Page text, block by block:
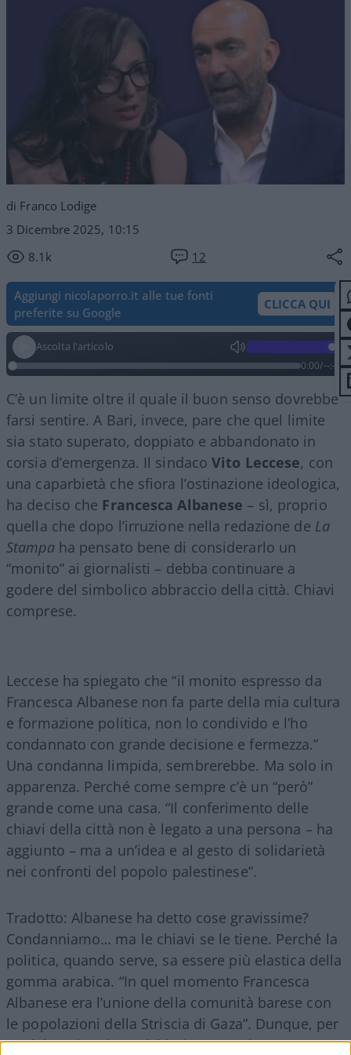
di Franco Lodige
3 Dicembre 2025, 10:15
8.1k
12
Aggiungi nicolaporro.it alle tue fonti
preferite su Google
CLICCA QUI
Ascolta l'articolo
0:00/--:--
C’è un limite oltre il quale il buon senso dovrebbe
farsi sentire. A Bari, invece, pare che quel limite
sia stato superato, doppiato e abbandonato in
corsia d’emergenza. Il sindacoVito Leccese, con
una caparbietà che sfiora l’ostinazione ideologica,
ha deciso che Francesca Albanese – sì, proprio
quella che dopo l’irruzione nella redazione de La
Stampaha pensato bene di considerarlo un
“monito” ai giornalisti – debba continuare a
godere del simbolico abbraccio della città. Chiavi
comprese.
Leccese ha spiegato che “il monito espresso da
Francesca Albanese non fa parte della mia cultura
e formazione politica, non lo condivido e l’ho
condannato con grande decisione e fermezza.”
Una condanna limpida, sembrerebbe. Ma solo in
apparenza. Perché come sempre c’è un “però”
grande come una casa. “Il conferimento delle
chiavi della città non è legato a una persona – ha
aggiunto – ma a un’idea e al gesto di solidarietà
nei confronti del popolo palestinese”.
Tradotto: Albanese ha detto cose gravissime?
Condanniamo… ma le chiavi se le tiene. Perché la
politica, quando serve, sa essere più elastica della
gomma arabica. “In quel momento Francesca
Albanese era l’unione della comunità barese con
le popolazioni della Striscia di Gaza”. Dunque, per
qualche misteriosa alchimia semantica, una